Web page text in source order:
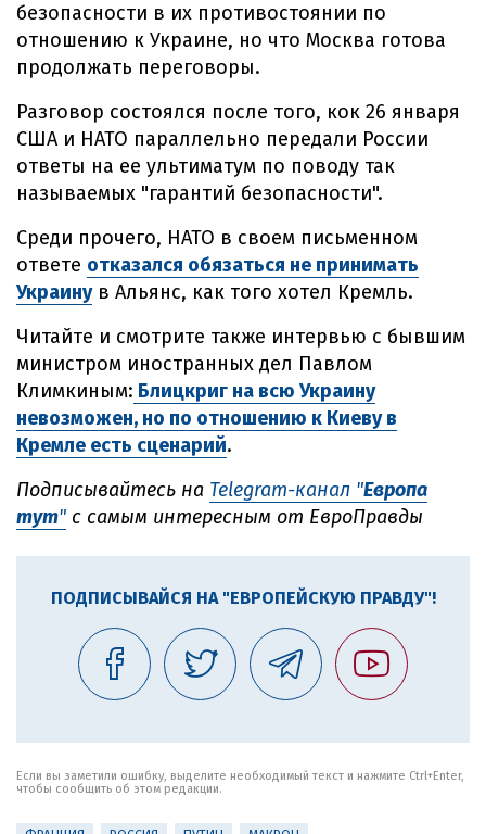
безопасности в их противостоянии по
отношению к Украине, но что Москва готова
продолжать переговоры.
Разговор состоялся после того, кок 26 января
США и НАТО параллельно передали России
ответы на ее ультиматум по поводу так
называемых "гарантий безопасности".
Среди прочего, НАТО в своем письменном
ответе отказался обязаться не принимать
Украинув Альянс, как того хотел Кремль.
Читайте и смотрите также интервью с бывшим
министром иностранных дел Павлом
Климкиным: Блицкриг на всю Украину
невозможен, но по отношению к Киеву в
Кремле есть сценарий.
Подписывайтесь на Telegram-канал "Европа
тут" с самым интересным от ЕвроПравды
ПОДПИСЫВАЙСЯ НА "ЕВРОПЕЙСКУЮ ПРАВДУ"!
Если вы заметили ошибку, выделите необходимый текст и нажмите Ctrl+Enter,
чтобы сообщить об этом редакции.